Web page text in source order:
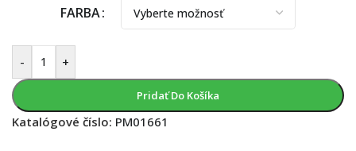
FARBA
- +
Pridať Do Košíka
Katalógové číslo: PM01661